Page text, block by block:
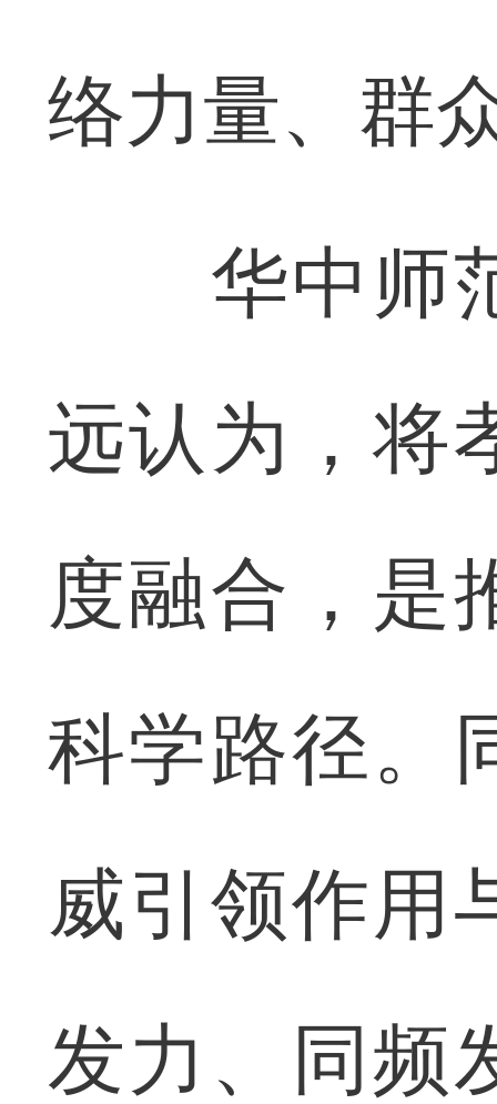
络力量、群
华中师范
远认为，将
度融合，是
科学路径。
威引领作用
发力、同频